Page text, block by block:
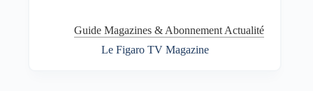
Guide Magazines & Abonnement Actualité
Le Figaro TV Magazine